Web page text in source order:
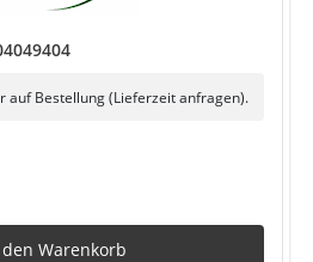
auf Bestellung (Lieferzeit anfragen).
Warenkorb